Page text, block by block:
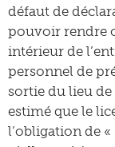
défaut de
pouvoir rendre
intérieur de
personnel de
sortie du lieu de
estimé que le
l’obligation de